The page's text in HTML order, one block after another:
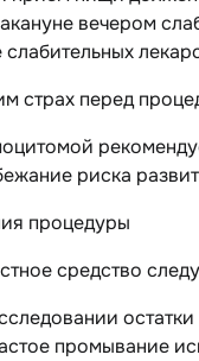
вечером
страх перед
риска
процедуры
средство
промывание